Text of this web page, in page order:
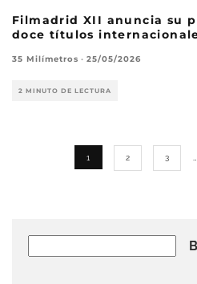
Filmadrid XII anuncia su
doce títulos
35 Milímetros · 25/05/2026
2 MINUTO DE LECTURA
1 2 3 …